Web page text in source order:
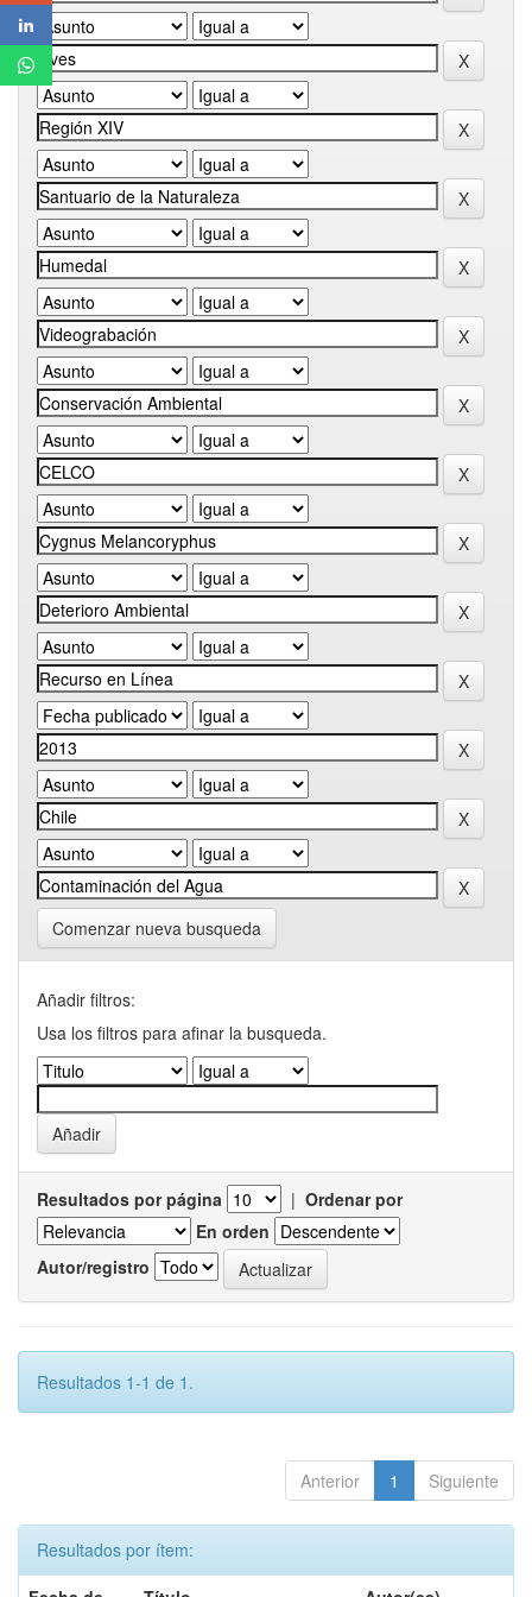
Comenzar nueva busqueda
Añadir filtros:
Usa los filtros para afinar la busqueda.
Resultados por página | Ordenar por
En orden
Autor/registro
Resultados 1-1 de 1.
Anterior 1 Siguiente
Resultados por ítem: